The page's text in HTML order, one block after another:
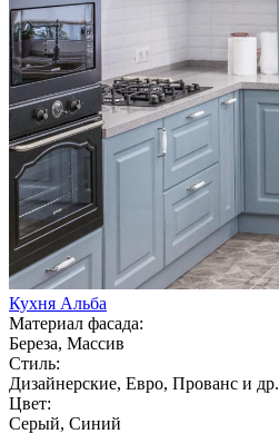
Кухня Альба
Материал фасада:
Береза, Массив
Стиль:
Дизайнерские, Евро, Прованс и др.
Цвет:
Серый, Синий